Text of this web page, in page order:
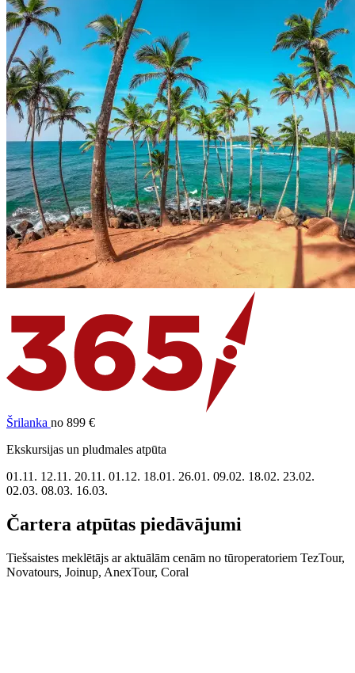
Šrilanka no 899 €
Ekskursijas un pludmales atpūta
01.11. 12.11. 20.11. 01.12. 18.01. 26.01. 09.02. 18.02. 23.02.
02.03. 08.03. 16.03.
Čartera atpūtas piedāvājumi
Tiešsaistes meklētājs ar aktuālām cenām no tūroperatoriem TezTour,
Novatours, Joinup, AnexTour, Coral